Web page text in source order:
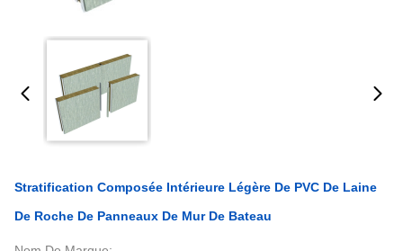
Stratification Composée Intérieure Légère De PVC De Laine
De Roche De Panneaux De Mur De Bateau